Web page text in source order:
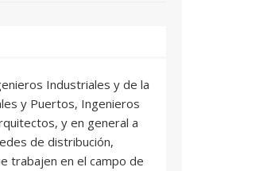
Industriales y de la
y Puertos, Ingenieros
y en general a
de distribución,
trabajen en el campo de